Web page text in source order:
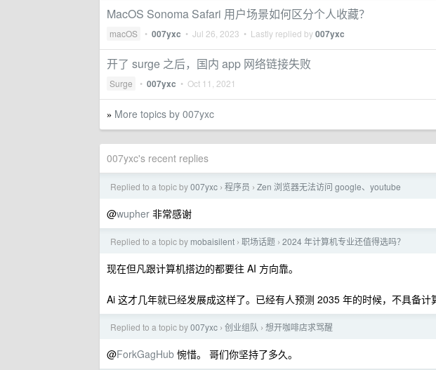
MacOS Sonoma Safari 用户场景如何区分个人收藏？
macOS • 007yxc • Jul 26, 2023 • Lastly replied by007yxc
开了 surge 之后，国内 app 网络链接失败
Surge • 007yxc • Oct 11, 2021
» More topics by 007yxc
007yxc's recent replies
Replied to a topic by007yxc › 程序员 › Zen 浏览器无法访问 google、youtube
@wupher 非常感谢
Replied to a topic by mobaisilent › 职场话题 › 2024 年计算机专业还值得选吗？
现在但凡跟计算机搭边的都要往 AI 方向靠。
Ai 这才几年就已经发展成这样了。已经有人预测 2035 年的时候，不具备计
Replied to a topic by007yxc › 创业组队 › 想开咖啡店求骂醒
@ForkGagHub 惋惜。 哥们你坚持了多久。